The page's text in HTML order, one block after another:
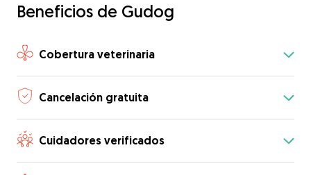
Beneficios de Gudog
Cobertura veterinaria
Cancelación gratuita
Cuidadores verificados